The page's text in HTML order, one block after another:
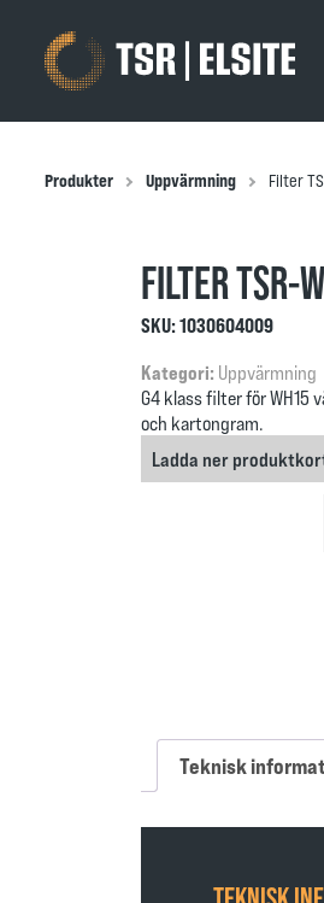
Produkter Uppvärmning Filter
FILTER TSR-
G4 klass filter för
och kartongram.
SKU:1030604009
Kategori: Uppvärmning
Ladda ner
Teknisk